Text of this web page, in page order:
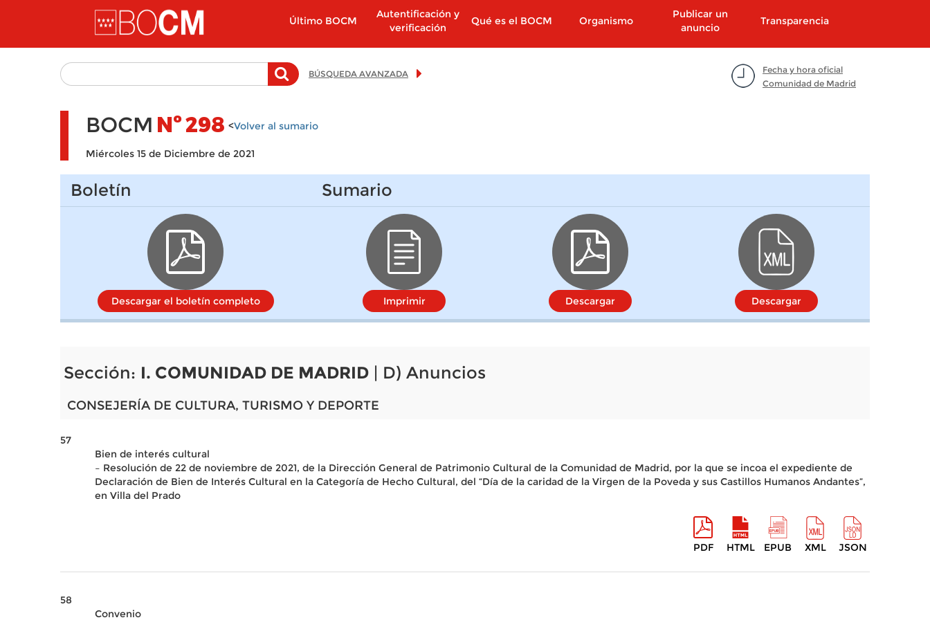
Pasar al contenido principal
Último BOCM
Autentificación y
verificación
Qué es el BOCM Organismo
Publicar un
anuncio
Transparencia
Fecha y hora oficial
Comunidad de Madrid
BÚSQUEDA AVANZADA
BOCM Nº298 <Volver al sumario
Miércoles 15 de Diciembre de 2021
Boletín
Descargar el boletín completo
Sumario
Imprimir Descargar Descargar
Sección: I. COMUNIDAD DE MADRID | D) Anuncios
CONSEJERÍA DE CULTURA, TURISMO Y DEPORTE
57
Bien de interés cultural
– Resolución de 22 de noviembre de 2021, de la Dirección General de Patrimonio Cultural de la Comunidad de Madrid, por la que se incoa el expediente de
Declaración de Bien de Interés Cultural en la Categoría de Hecho Cultural, del “Día de la caridad de la Virgen de la Poveda y sus Castillos Humanos Andantes”,
en Villa del Prado
PDF HTML EPUB XML JSON
58
Convenio